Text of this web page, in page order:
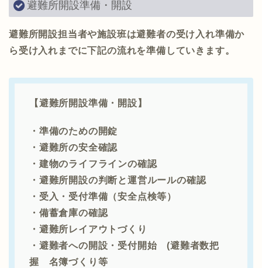
避難所開設準備・開設
避難所開設担当者や施設班は避難者の受け入れ準備か
ら受け入れまでに下記の流れを準備していきます。
【避難所開設準備・開設】
・準備のための開錠
・避難所の安全確認
・建物のライフラインの確認
・避難所開設の判断と運営ルールの確認
・受入・受付準備（安全点検等）
・備蓄倉庫の確認
・避難所レイアウトづくり
・避難者への開設・受付開始 (避難者数把
握 名簿づくり等